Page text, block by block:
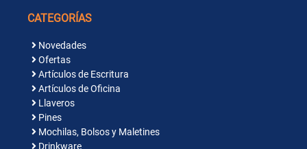
CATEGORÍAS
Novedades
Ofertas
Artículos de Escritura
Artículos de Oficina
Llaveros
Pines
Mochilas, Bolsos y Maletines
Drinkware